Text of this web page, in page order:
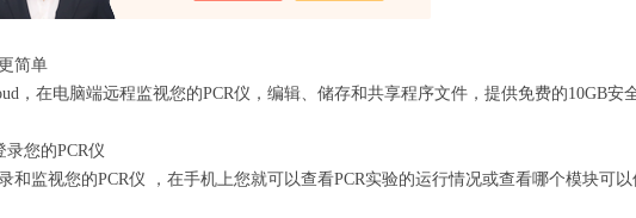
因分型分析，且支持新的 QuantStudio 3D数字PCR系统
简单
，在电脑端远程监视您的PCR仪，编辑、储存和共享程序文件，提供免费的10GB安
您的PCR仪
和监视您的PCR仪 ，在手机上您就可以查看PCR实验的运行情况或查看哪个模块可